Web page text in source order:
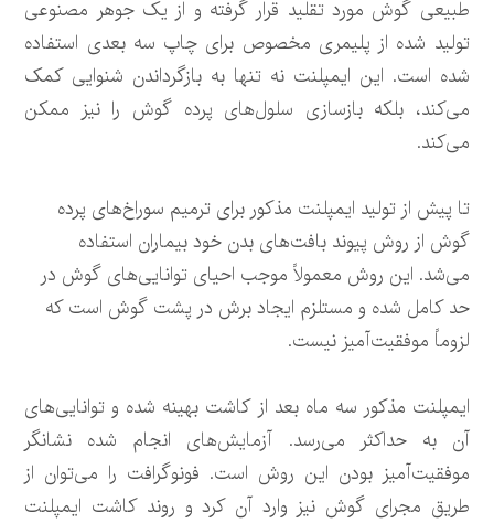
طبیعی گوش مورد تقلید قرار گرفته و از یک جوهر مصنوعی
تولید شده از پلیمری مخصوص برای چاپ سه بعدی استفاده
شده است. این ایمپلنت نه تنها به بازگرداندن شنوایی کمک
می‌کند، بلکه بازسازی سلول‌های پرده گوش را نیز ممکن
می‌کند.
تا پیش از تولید ایمپلنت مذکور برای ترمیم سوراخ‌های پرده
گوش از روش پیوند بافت‌های بدن خود بیماران استفاده
می‌شد. این روش معمولاً موجب احیای توانایی‌های گوش در
حد کامل شده و مستلزم ایجاد برش در پشت گوش است که
لزوماً موفقیت‌آمیز نیست.
ایمپلنت مذکور سه ماه بعد از کاشت بهینه شده و توانایی‌های
آن به حداکثر می‌رسد. آزمایش‌های انجام شده نشانگر
موفقیت‌آمیز بودن این روش است. فونوگرافت را می‌توان از
طریق مجرای گوش نیز وارد آن کرد و روند کاشت ایمپلنت